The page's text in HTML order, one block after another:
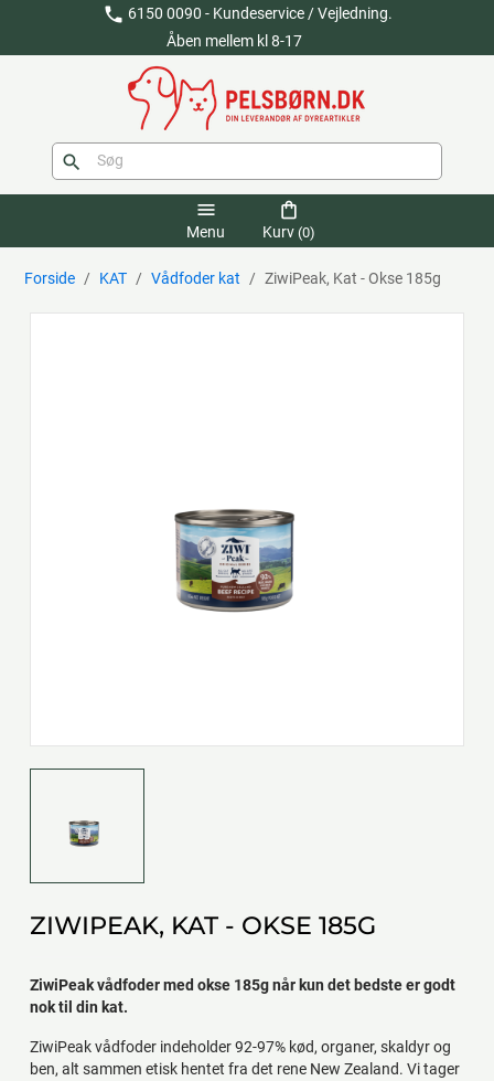
phone 6150 0090 - Kundeservice / Vejledning.
Åben mellem kl 8-17
search
menu
Menu
shopping_bag
Kurv (0)
Forside KAT Vådfoder kat ZiwiPeak, Kat - Okse 185g
ZIWIPEAK, KAT - OKSE 185G
ZiwiPeak vådfoder med okse 185g når kun det bedste er godt
nok til din kat.
ZiwiPeak vådfoder indeholder 92-97% kød, organer, skaldyr og
ben, alt sammen etisk hentet fra det rene New Zealand. Vi tager